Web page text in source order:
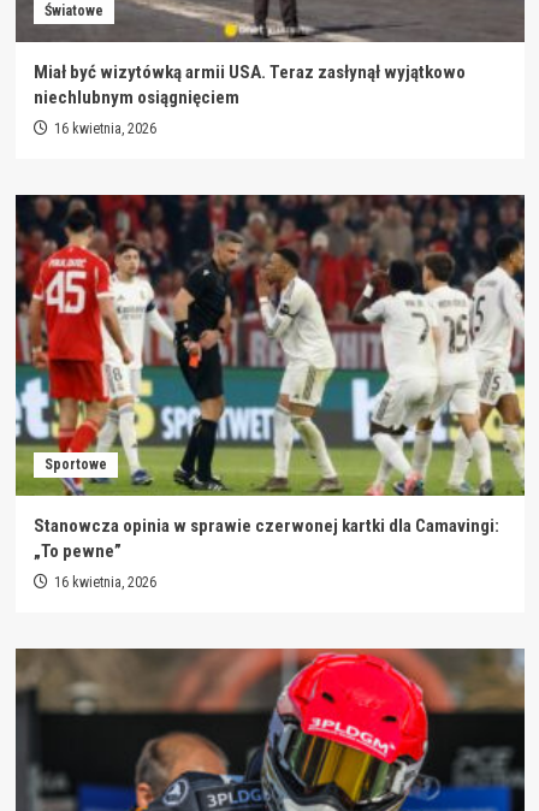
Światowe
Miał być wizytówką armii USA. Teraz zasłynął wyjątkowo
niechlubnym osiągnięciem
16 kwietnia, 2026
Sportowe
Stanowcza opinia w sprawie czerwonej kartki dla Camavingi:
„To pewne”
16 kwietnia, 2026